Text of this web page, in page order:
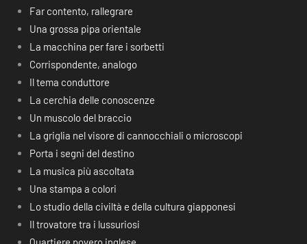
Far contento, rallegrare
Una grossa pipa orientale
La macchina per fare i sorbetti
Corrispondente, analogo
Il tema conduttore
La cerchia delle conoscenze
Un muscolo del braccio
La griglia nel visore di cannocchiali o microscopi
Porta i segni del destino
La musica più ascoltata
Una stampa a colori
Lo studio della civiltà e della cultura giapponesi
Il trovatore tra i lussuriosi